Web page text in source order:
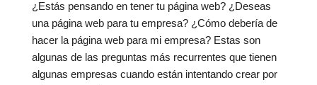
¿Estás pensando en tener tu página web? ¿Deseas
una página web para tu empresa? ¿Cómo debería de
hacer la página web para mi empresa? Estas son
algunas de las preguntas más recurrentes que tienen
algunas empresas cuando están intentando crear por